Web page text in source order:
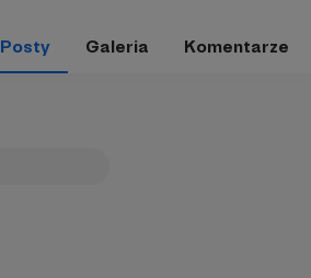
Posty Galeria Komentarze